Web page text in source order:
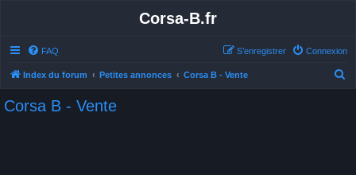
Corsa-B.fr
FAQ Connexion
S’enregistrer
Index du forum Petites annonces Corsa B - Vente
Corsa B - Vente